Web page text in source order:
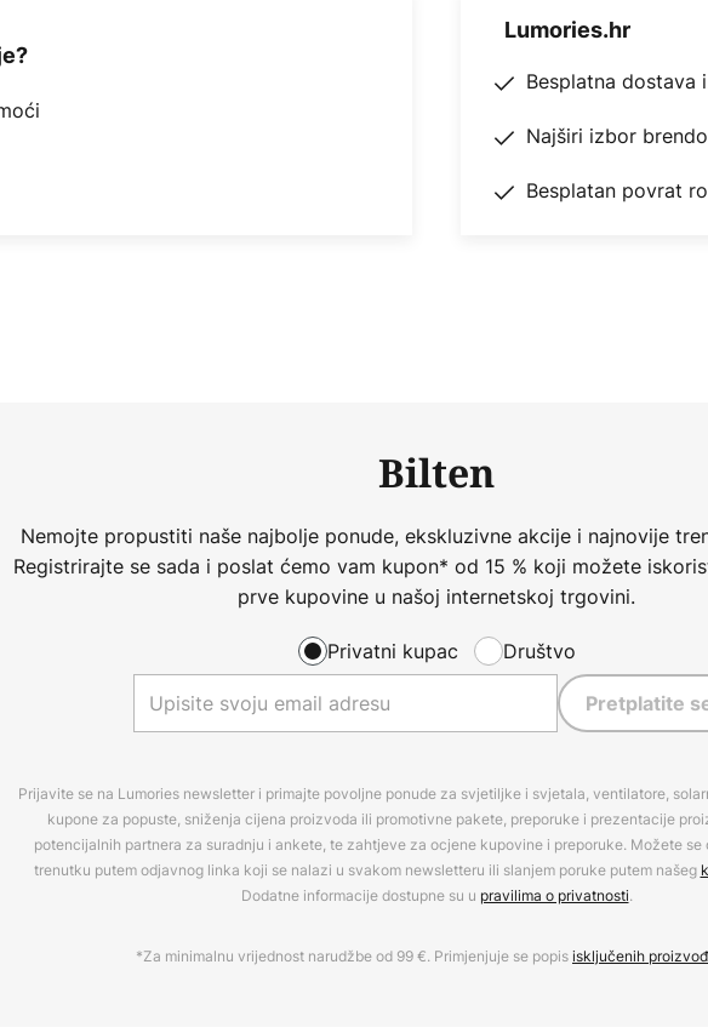
Lumories.hr
Besplatna dostava
Najširi izbor
Besplatan povrat
Bilten
Nemojte propustiti naše najbolje ponude, ekskluzivne akcije i najnovije
Registrirajte se sada i poslat ćemo vam kupon* od 15 % koji možete
prve kupovine u našoj internetskoj trgovini.
Privatni kupac Društvo
Pretplatite
Prijavite se na Lumories newsletter i primajte povoljne ponude za svjetiljke i svjetala, ventilatore,
kupone za popuste, sniženja cijena proizvoda ili promotivne pakete, preporuke i prezentacije
potencijalnih partnera za suradnju i ankete, te zahtjeve za ocjene kupovine i preporuke. Možete se
trenutku putem odjavnog linka koji se nalazi u svakom newsletteru ili slanjem poruke putem našeg
Dodatne informacije dostupne su u pravilima o privatnosti.
*Za minimalnu vrijednost narudžbe od 99 €. Primjenjuje se popisisključenih